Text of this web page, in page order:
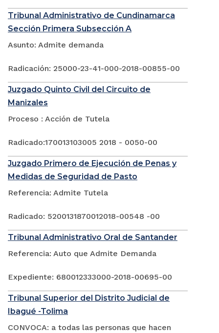
Tribunal Administrativo de Cundinamarca
Sección Primera Subsección A
Asunto: Admite demanda
Radicación: 25000-23-41-000-2018-00855-00
Juzgado Quinto Civil del Circuito de
Manizales
Proceso : Acción de Tutela
Radicado:170013103005 2018 - 0050-00
Juzgado Primero de Ejecución de Penas y
Medidas de Seguridad de Pasto
Referencia: Admite Tutela
Radicado: 5200131870012018-00548 -00
Tribunal Administrativo Oral de Santander
Referencia: Auto que Admite Demanda
Expediente: 680012333000-2018-00695-00
Tribunal Superior del Distrito Judicial de
Ibagué -Tolima
CONVOCA: a todas las personas que hacen